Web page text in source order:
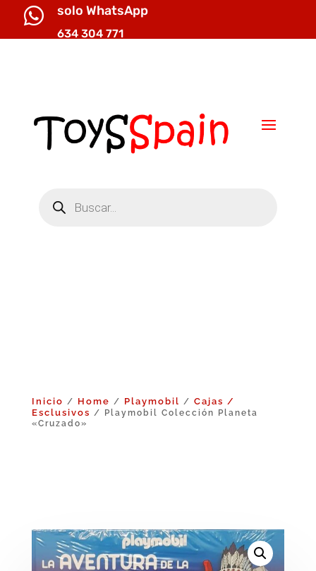
 solo WhatsApp
634 304 771
productos
Inicio / Home / Playmobil / Cajas /
Esclusivos / Playmobil Colección Planeta
«Cruzado»